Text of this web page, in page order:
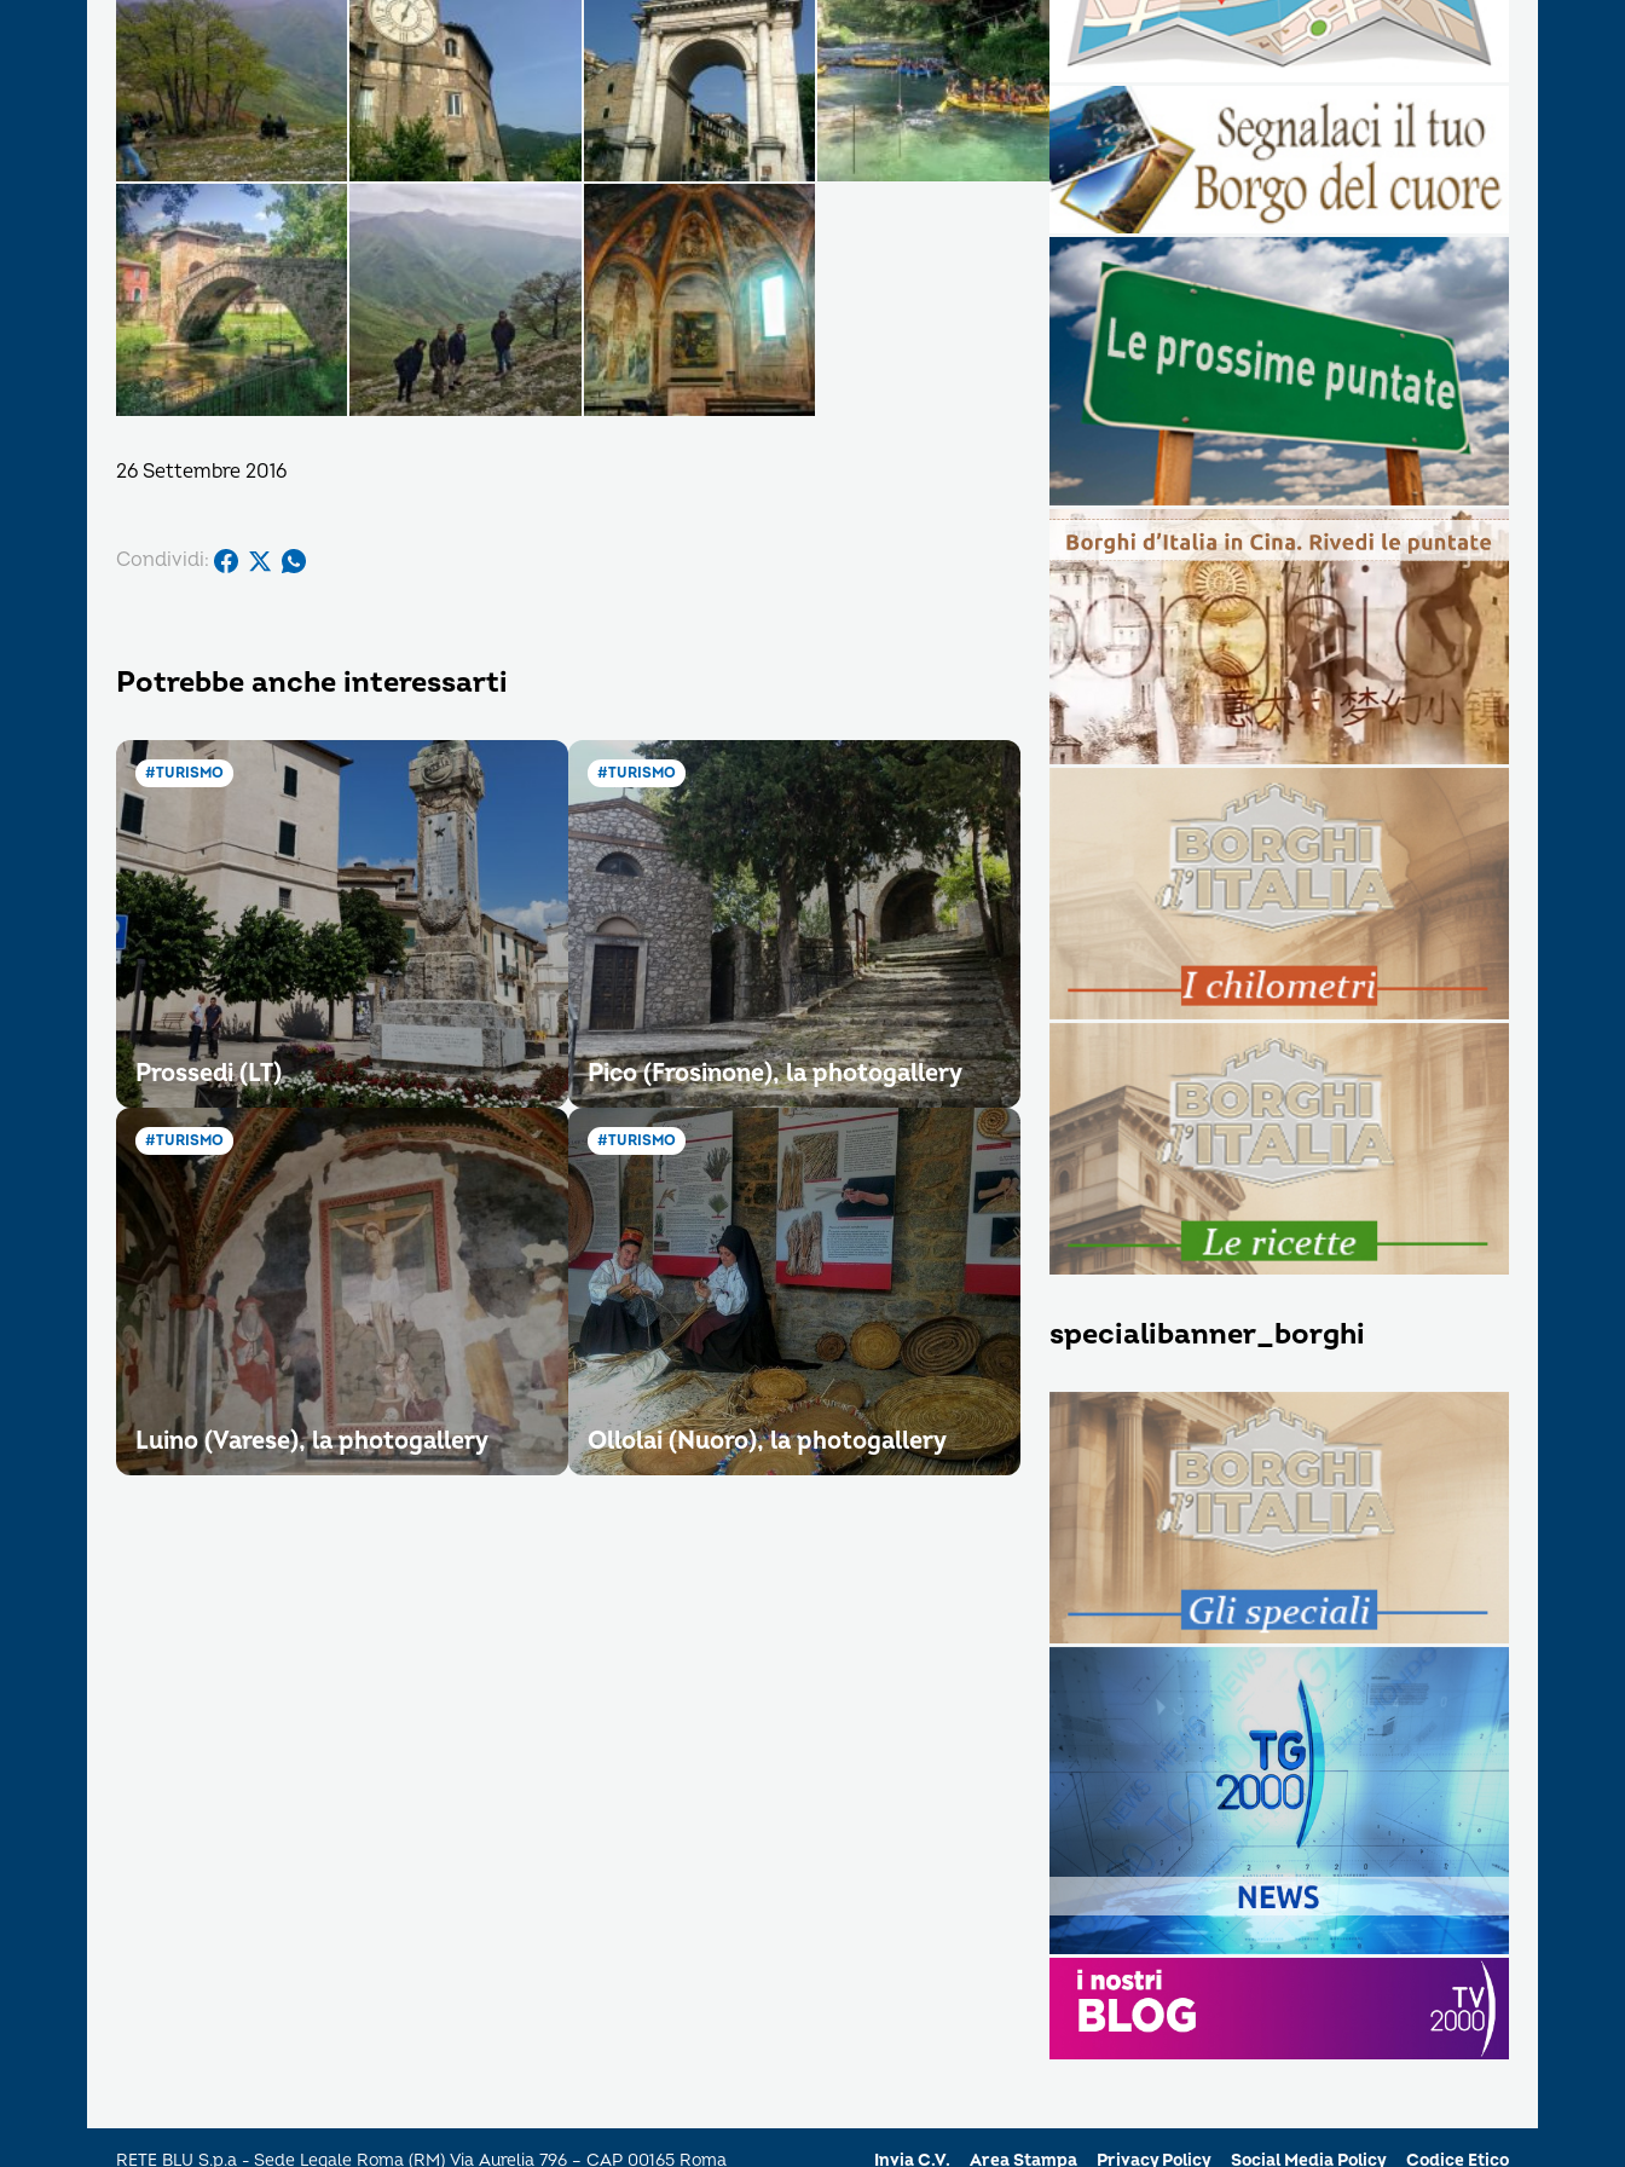
26 Settembre 2016
Condividi:
Potrebbe anche interessarti
#TURISMO
Prossedi (LT)
#TURISMO
Pico (Frosinone), la photogallery
#TURISMO
Luino (Varese), la photogallery
#TURISMO
Ollolai (Nuoro), la photogallery
specialibanner_borghi
RETE BLU S.p.a - Sede Legale Roma (RM) Via Aurelia 796 – CAP 00165 Roma Invia C.V. Area Stampa Privacy Policy Social Media Policy Codice Etico